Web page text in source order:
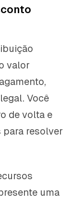
valor
Você
de volta e
para resolver
uma